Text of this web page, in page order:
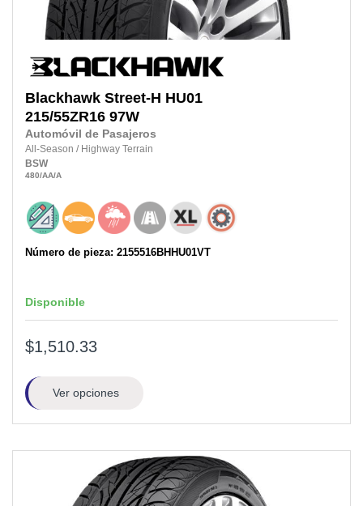
Blackhawk Street-H HU01
215/55ZR16 97W
Automóvil de Pasajeros
All-Season / Highway Terrain
BSW
480/AA/A
Número de pieza: 2155516BHHU01VT
Disponible
$1,510.33
Ver opciones